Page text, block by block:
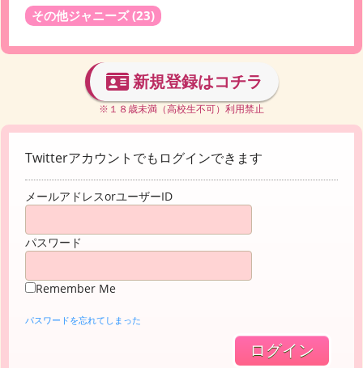
その他ジャニーズ(23)
新規登録はコチラ
※１８歳未満（高校生不可）利用禁止
Twitterアカウントでもログインできます
メールアドレスorユーザーID
パスワード
Remember Me
パスワードを忘れてしまった